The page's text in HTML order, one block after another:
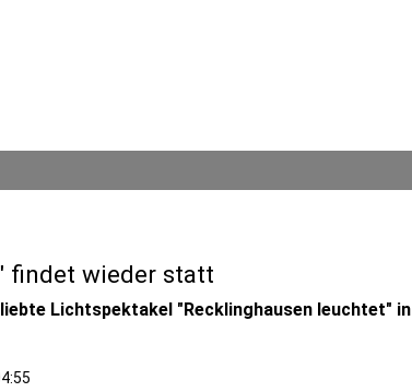
findet wieder statt
Lichtspektakel "Recklinghausen leuchtet" in